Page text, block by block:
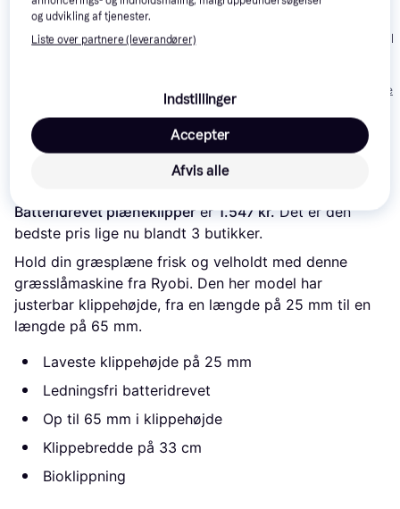
Makita
4.5
Ryobi
Eller 3 betalinger af
465 kr.
Eller 3 betalinger
Læs om produktet
Batteridrevet plæneklipper er 1.547 kr. Det er den
bedste pris lige nu blandt 3 butikker.
Hold din græsplæne frisk og velholdt med denne
græsslåmaskine fra Ryobi. Den her model har
justerbar klippehøjde, fra en længde på 25 mm til en
længde på 65 mm.
Laveste klippehøjde på 25 mm
Ledningsfri batteridrevet
Op til 65 mm i klippehøjde
Klippebredde på 33 cm
Bioklippning
og udvikling af tjenester.
Liste over partnere (leverandører)
Indstillinger
Afvis alle
Accepter